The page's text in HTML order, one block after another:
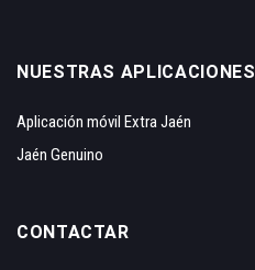
NUESTRAS APLICACIONES
Aplicación móvil Extra Jaén
Jaén Genuino
CONTACTAR